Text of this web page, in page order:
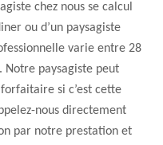
chez nous se calcul
ou d’un paysagiste
varie entre 28
Notre paysagiste peut
si c’est cette
nous directement
par notre prestation et